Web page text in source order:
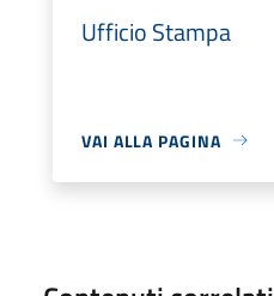
Ufficio Stampa
VAI ALLA PAGINA